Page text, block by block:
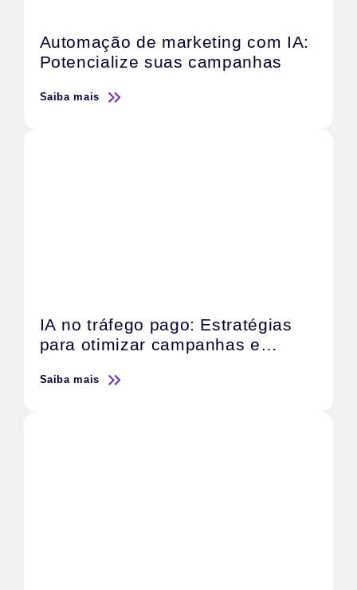
Automação de marketing com IA:
Potencialize suas campanhas
Saiba mais
IA no tráfego pago: Estratégias
para otimizar campanhas e
Saiba mais